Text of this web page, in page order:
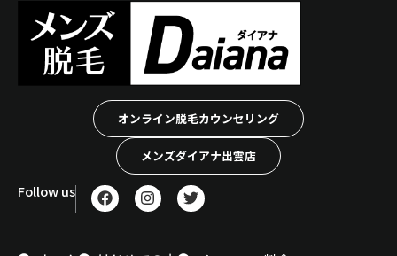
オンライン脱毛カウンセリング
メンズダイアナ出雲店
Follow us F
a
I
n
T
w